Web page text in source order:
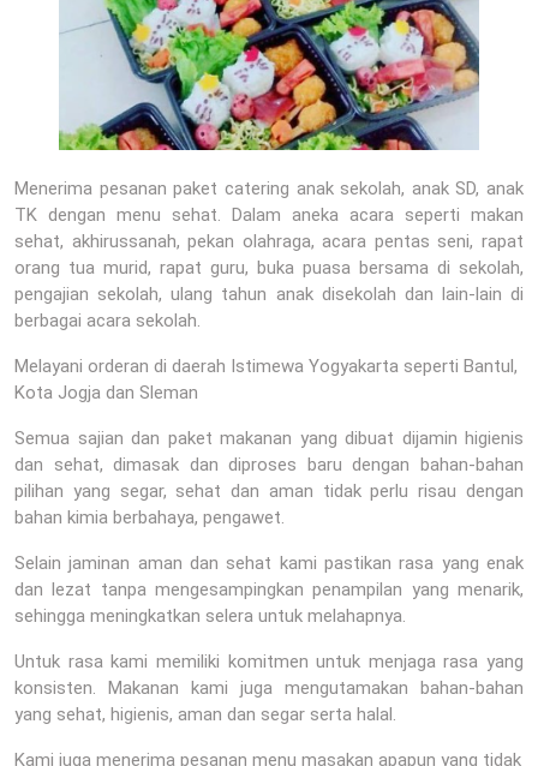
Menerima pesanan paket catering anak sekolah, anak SD, anak
TK dengan menu sehat. Dalam aneka acara seperti makan
sehat, akhirussanah, pekan olahraga, acara pentas seni, rapat
orang tua murid, rapat guru, buka puasa bersama di sekolah,
pengajian sekolah, ulang tahun anak disekolah dan lain-lain di
berbagai acara sekolah.
Melayani orderan di daerah Istimewa Yogyakarta seperti Bantul,
Kota Jogja dan Sleman
Semua sajian dan paket makanan yang dibuat dijamin higienis
dan sehat, dimasak dan diproses baru dengan bahan-bahan
pilihan yang segar, sehat dan aman tidak perlu risau dengan
bahan kimia berbahaya, pengawet.
Selain jaminan aman dan sehat kami pastikan rasa yang enak
dan lezat tanpa mengesampingkan penampilan yang menarik,
sehingga meningkatkan selera untuk melahapnya.
Untuk rasa kami memiliki komitmen untuk menjaga rasa yang
konsisten. Makanan kami juga mengutamakan bahan-bahan
yang sehat, higienis, aman dan segar serta halal.
Kami juga menerima pesanan menu masakan apapun yang tidak